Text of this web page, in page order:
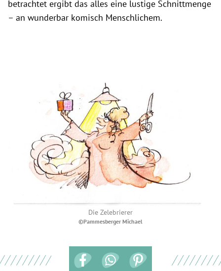
betrachtet ergibt das alles eine lustige Schnittmenge
– an wunderbar komisch Menschlichem.
Die Zelebrierer
©Pammesberger Michael